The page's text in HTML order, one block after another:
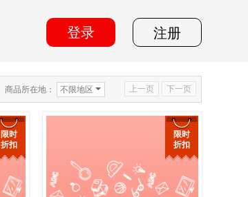
登录 注册
上一页 下一页
商品所在地： 不限地区
限时
折扣
限时
折扣